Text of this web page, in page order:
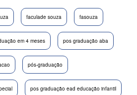
faculade souza fasouza
em 4 meses pos graduação aba
pós-graduação
pos graduação ead educação infantil